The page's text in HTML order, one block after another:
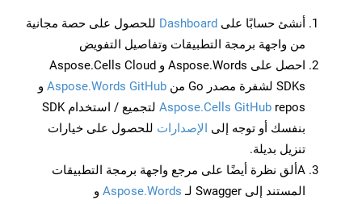
أنشئ حسابًا على Dashboard للحصول على حصة مجانية
من واجهة برمجة التطبيقات وتفاصيل التفويض
احصل على Aspose.Words و Aspose.Cells Cloud
SDKs لشفرة مصدر Go من
Aspose.Words GitHub و
Aspose.Cells GitHub
repos لتجميع / استخدام SDK
بنفسك أو توجه إلى الإصدارات للحصول على خيارات
تنزيل بديلة.
Aألق نظرة أيضًا على مرجع واجهة برمجة التطبيقات
المستند إلى Swagger لـ
Aspose.Words و